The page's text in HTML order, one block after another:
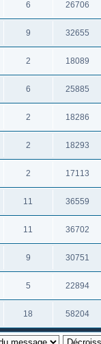
6 26706
9 32655
2 18089
6 25885
2 18286
2 18293
2 17113
11 36559
11 36702
9 30751
5 22894
18 58204